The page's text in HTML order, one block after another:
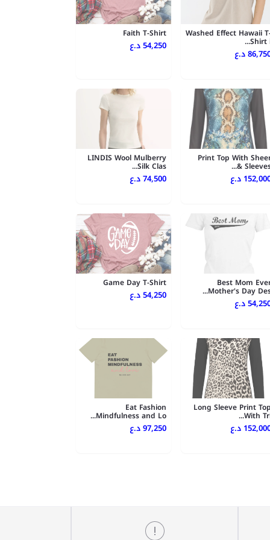
Washed Effect Hawaii
Shirt
د.ع
Faith T-Shirt
54,250 د.ع
Print Top With
Sleeves
د.ع
LINDIS Wool Mulberry
Silk Clas...
74,500 د.ع
Best Mom
Mother's Day
د.ع
Game Day T-Shirt
54,250 د.ع
Long Sleeve Print Top
With
د.ع
Eat Fashion
Mindfulness and Lo...
97,250 د.ع